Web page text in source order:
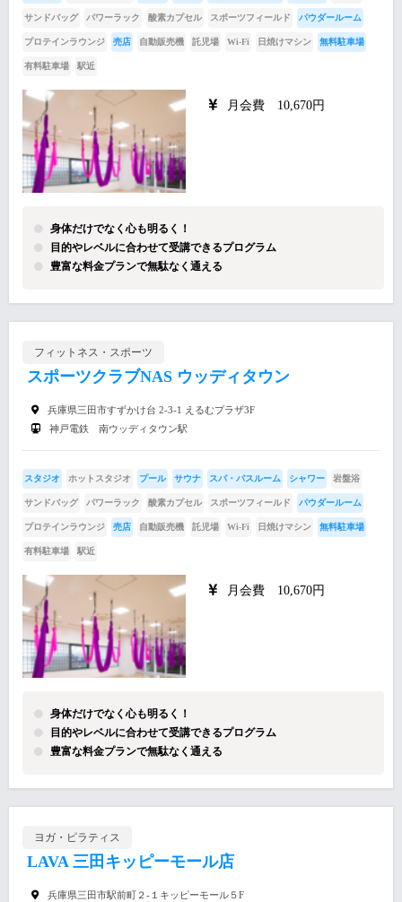
サンドバッグ パワーラック 酸素カプセル スポーツフィールド パウダールーム
プロテインラウンジ 売店 自動販売機 託児場 Wi-Fi 日焼けマシン 無料駐車場
有料駐車場 駅近
月会費 10,670円
身体だけでなく心も明るく！
目的やレベルに合わせて受講できるプログラム
豊富な料金プランで無駄なく通える
フィットネス・スポーツ
スポーツクラブNAS ウッディタウン
兵庫県三田市すずかけ台 2-3-1 えるむプラザ3F
神戸電鉄 南ウッディタウン駅
スタジオ ホットスタジオ プール サウナ スパ・バスルーム シャワー 岩盤浴
サンドバッグ パワーラック 酸素カプセル スポーツフィールド パウダールーム
プロテインラウンジ 売店 自動販売機 託児場 Wi-Fi 日焼けマシン 無料駐車場
有料駐車場 駅近
月会費 10,670円
身体だけでなく心も明るく！
目的やレベルに合わせて受講できるプログラム
豊富な料金プランで無駄なく通える
ヨガ・ピラティス
LAVA 三田キッピーモール店
兵庫県三田市駅前町２-１キッピーモール５F